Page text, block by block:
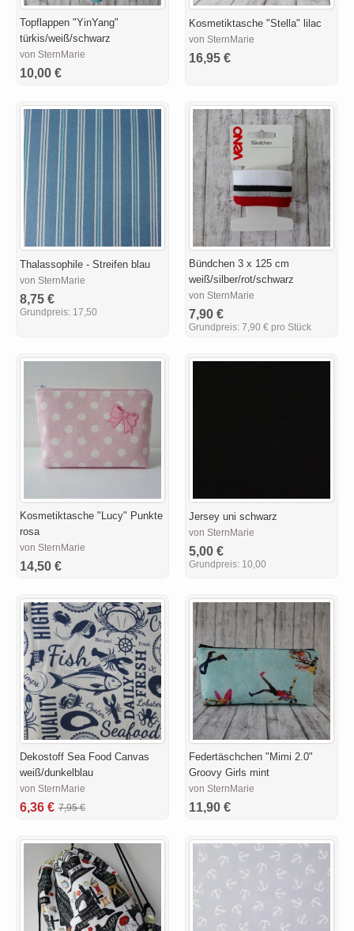
Topflappen "YinYang"
türkis/weiß/schwarz
von SternMarie
10,00 €
Kosmetiktasche "Stella" lilac
von SternMarie
16,95 €
Thalassophile - Streifen blau
von SternMarie
8,75 €
Grundpreis: 17,50
Bündchen 3 x 125 cm
weiß/silber/rot/schwarz
von SternMarie
7,90 €
Grundpreis: 7,90 € pro Stück
Kosmetiktasche "Lucy" Punkte
rosa
von SternMarie
14,50 €
Jersey uni schwarz
von SternMarie
5,00 €
Grundpreis: 10,00
Dekostoff Sea Food Canvas
weiß/dunkelblau
von SternMarie
6,36 € 7,95 €
Federtäschchen "Mimi 2.0"
Groovy Girls mint
von SternMarie
11,90 €